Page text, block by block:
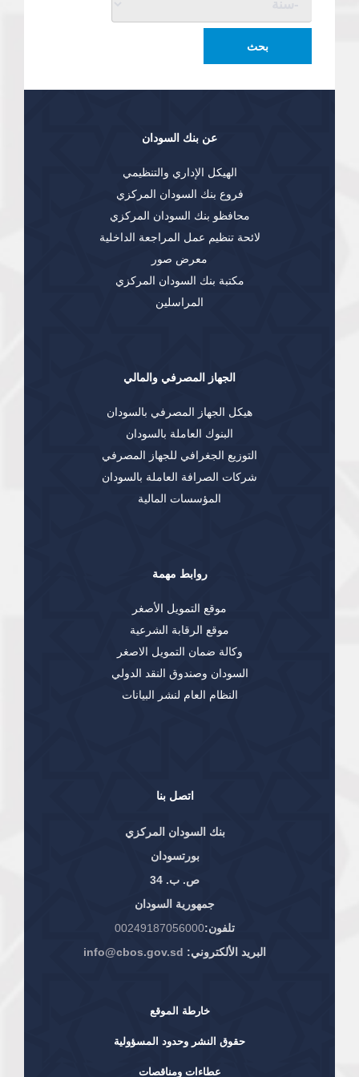
سنة
بحث
اتصل بنا
بنك السودان المركزي
بورتسودان
ص. ب. 34
جمهورية السودان
تلفون:00249187056000
البريد الألكتروني: info@cbos.gov.sd
عن بنك السودان
الهيكل الإداري والتنظيمي
فروع بنك السودان المركزي
محافظو بنك السودان المركزي
لائحة تنظيم عمل المراجعة الداخلية
معرض صور
مكتبة بنك السودان المركزي
المراسلين
الجهاز المصرفي والمالي
هيكل الجهاز المصرفي بالسودان
البنوك العاملة بالسودان
التوزيع الجغرافي للجهاز المصرفي
شركات الصرافة العاملة بالسودان
المؤسسات المالية
روابط مهمة
موقع التمويل الأصغر
موقع الرقابة الشرعية
وكالة ضمان التمويل الاصغر
السودان وصندوق النقد الدولي
النظام العام لنشر البيانات
خارطة الموقع
حقوق النشر وحدود المسؤولية
عطاءات ومناقصات